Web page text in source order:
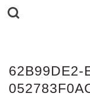
62B99DE2-